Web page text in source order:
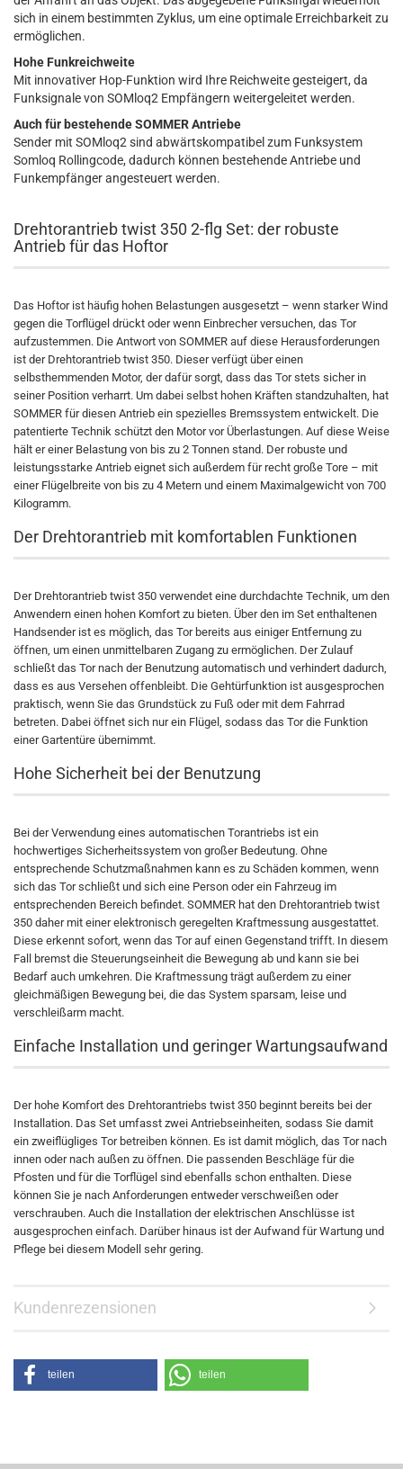
sich in einem bestimmten Zyklus, um eine optimale Erreichbarkeit zu
ermöglichen.
Hohe Funkreichweite
Mit innovativer Hop-Funktion wird Ihre Reichweite gesteigert, da
Funksignale von SOMloq2 Empfängern weitergeleitet werden.
Auch für bestehende SOMMER Antriebe
Sender mit SOMloq2 sind abwärtskompatibel zum Funksystem
Somloq Rollingcode, dadurch können bestehende Antriebe und
Funkempfänger angesteuert werden.
Drehtorantrieb twist 350 2-flg Set: der robuste
Antrieb für das Hoftor
Das Hoftor ist häufig hohen Belastungen ausgesetzt – wenn starker Wind
gegen die Torflügel drückt oder wenn Einbrecher versuchen, das Tor
aufzustemmen. Die Antwort von SOMMER auf diese Herausforderungen
ist der Drehtorantrieb twist 350. Dieser verfügt über einen
selbsthemmenden Motor, der dafür sorgt, dass das Tor stets sicher in
seiner Position verharrt. Um dabei selbst hohen Kräften standzuhalten, hat
SOMMER für diesen Antrieb ein spezielles Bremssystem entwickelt. Die
patentierte Technik schützt den Motor vor Überlastungen. Auf diese Weise
hält er einer Belastung von bis zu 2 Tonnen stand. Der robuste und
leistungsstarke Antrieb eignet sich außerdem für recht große Tore – mit
einer Flügelbreite von bis zu 4 Metern und einem Maximalgewicht von 700
Kilogramm.
Der Drehtorantrieb mit komfortablen Funktionen
Der Drehtorantrieb twist 350 verwendet eine durchdachte Technik, um den
Anwendern einen hohen Komfort zu bieten. Über den im Set enthaltenen
Handsender ist es möglich, das Tor bereits aus einiger Entfernung zu
öffnen, um einen unmittelbaren Zugang zu ermöglichen. Der Zulauf
schließt das Tor nach der Benutzung automatisch und verhindert dadurch,
dass es aus Versehen offenbleibt. Die Gehtürfunktion ist ausgesprochen
praktisch, wenn Sie das Grundstück zu Fuß oder mit dem Fahrrad
betreten. Dabei öffnet sich nur ein Flügel, sodass das Tor die Funktion
einer Gartentüre übernimmt.
Hohe Sicherheit bei der Benutzung
Bei der Verwendung eines automatischen Torantriebs ist ein
hochwertiges Sicherheitssystem von großer Bedeutung. Ohne
entsprechende Schutzmaßnahmen kann es zu Schäden kommen, wenn
sich das Tor schließt und sich eine Person oder ein Fahrzeug im
entsprechenden Bereich befindet. SOMMER hat den Drehtorantrieb twist
350 daher mit einer elektronisch geregelten Kraftmessung ausgestattet.
Diese erkennt sofort, wenn das Tor auf einen Gegenstand trifft. In diesem
Fall bremst die Steuerungseinheit die Bewegung ab und kann sie bei
Bedarf auch umkehren. Die Kraftmessung trägt außerdem zu einer
gleichmäßigen Bewegung bei, die das System sparsam, leise und
verschleißarm macht.
Einfache Installation und geringer Wartungsaufwand
Der hohe Komfort des Drehtorantriebs twist 350 beginnt bereits bei der
Installation. Das Set umfasst zwei Antriebseinheiten, sodass Sie damit
ein zweiflügliges Tor betreiben können. Es ist damit möglich, das Tor nach
innen oder nach außen zu öffnen. Die passenden Beschläge für die
Pfosten und für die Torflügel sind ebenfalls schon enthalten. Diese
können Sie je nach Anforderungen entweder verschweißen oder
verschrauben. Auch die Installation der elektrischen Anschlüsse ist
ausgesprochen einfach. Darüber hinaus ist der Aufwand für Wartung und
Pflege bei diesem Modell sehr gering.
Kundenrezensionen
teilen teilen